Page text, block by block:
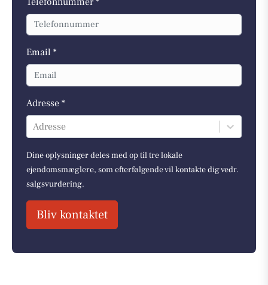
Email *
Adresse *
Adresse
Dine oplysninger deles med op til tre lokale
ejendomsmæglere, som efterfølgende vil kontakte dig vedr.
salgsvurdering.
Bliv kontaktet